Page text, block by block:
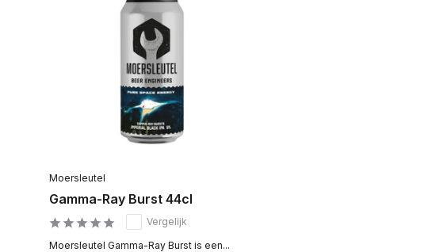
Moersleutel
Gamma-Ray Burst 44cl
Vergelijk
Moersleutel Gamma-Ray Burst is een...